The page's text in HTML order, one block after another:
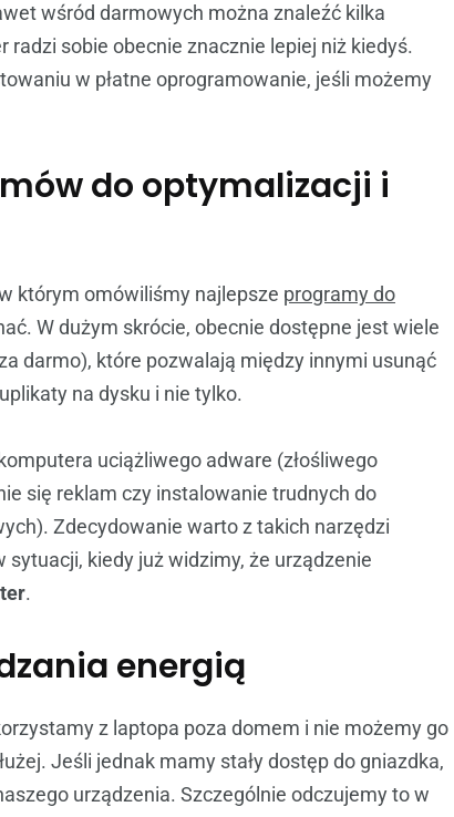
wśród darmowych można znaleźć kilka
sobie obecnie znacznie lepiej niż kiedyś.
w płatne oprogramowanie, jeśli możemy
do optymalizacji i
którym omówiliśmy najlepsze programy do
W dużym skrócie, obecnie dostępne jest wiele
darmo), które pozwalają między innymi usunąć
na dysku i nie tylko.
uciążliwego adware (złośliwego
się reklam czy instalowanie trudnych do
Zdecydowanie warto z takich narzędzi
kiedy już widzimy, że urządzenie
.
energią
z laptopa poza domem i nie możemy go
Jeśli jednak mamy stały dostęp do gniazdka,
urządzenia. Szczególnie odczujemy to w